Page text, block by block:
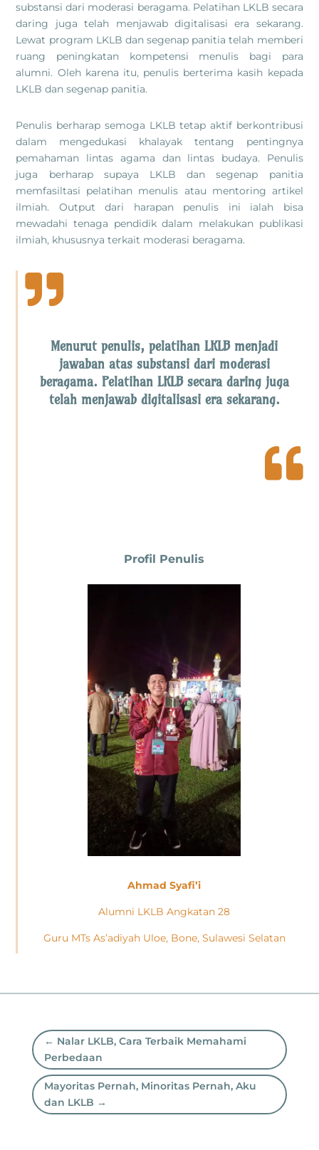
substansi dari moderasi beragama. Pelatihan LKLB secara
daring juga telah menjawab digitalisasi era sekarang.
Lewat program LKLB dan segenap panitia telah memberi
ruang peningkatan kompetensi menulis bagi para
alumni. Oleh karena itu, penulis berterima kasih kepada
LKLB dan segenap panitia.
Penulis berharap semoga LKLB tetap aktif berkontribusi
dalam mengedukasi khalayak tentang pentingnya
pemahaman lintas agama dan lintas budaya. Penulis
juga berharap supaya LKLB dan segenap panitia
memfasiltasi pelatihan menulis atau mentoring artikel
ilmiah. Output dari harapan penulis ini ialah bisa
mewadahi tenaga pendidik dalam melakukan publikasi
ilmiah, khususnya terkait moderasi beragama.

Menurut penulis, pelatihan LKLB menjadi
jawaban atas substansi dari moderasi
beragama. Pelatihan LKLB secara daring juga
telah menjawab digitalisasi era sekarang.

Profil Penulis
Ahmad Syafi’i
Alumni LKLB Angkatan 28
Guru MTs As’adiyah Uloe, Bone, Sulawesi Selatan
← Nalar LKLB, Cara Terbaik Memahami
Perbedaan
Mayoritas Pernah, Minoritas Pernah, Aku
dan LKLB →